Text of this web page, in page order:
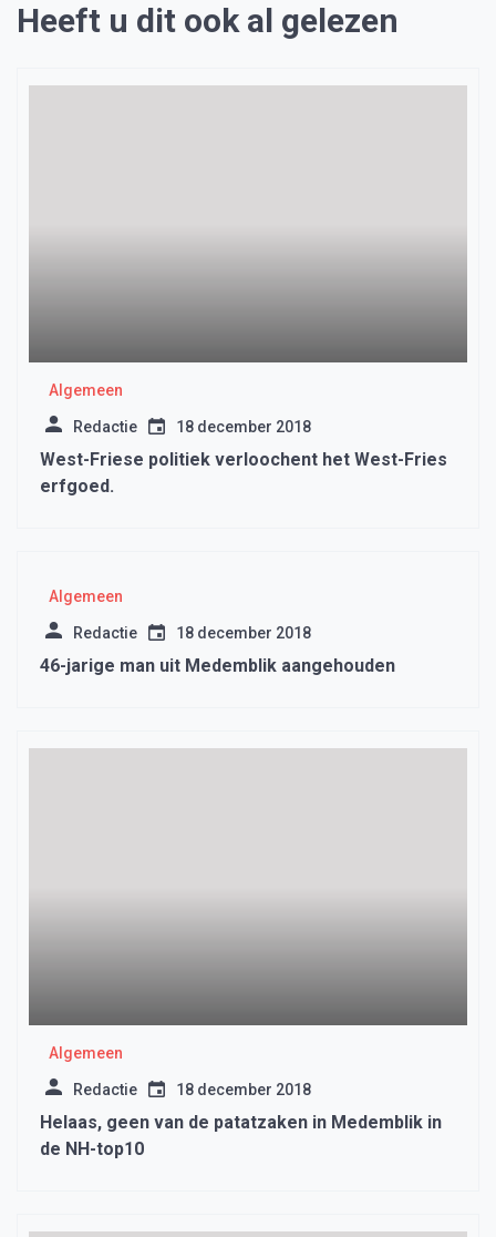
Heeft u dit ook al gelezen
Algemeen
Redactie 18 december 2018
West-Friese politiek verloochent het West-Fries
erfgoed.
Algemeen
Redactie 18 december 2018
46-jarige man uit Medemblik aangehouden
Algemeen
Redactie 18 december 2018
Helaas, geen van de patatzaken in Medemblik in
de NH-top10